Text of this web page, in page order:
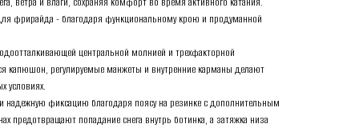
фрирайда - благодаря функциональному крою и продуманной
центральной молнией и трехфакторной
капюшон, регулируемые манжеты и внутренние карманы делают
условиях.
фиксацию благодаря поясу на резинке с дополнительным
предотвращают попадание снега внутрь ботинка, а затяжка низа